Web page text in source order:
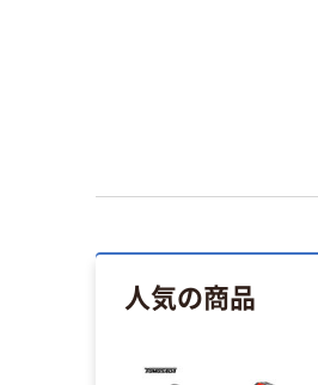
人気の商品